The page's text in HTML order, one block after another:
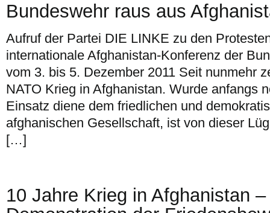
Bundeswehr raus aus
Aufruf der Partei DIE LINKE zu den
internationale Afghanistan-Konferenz der
vom 3. bis 5. Dezember 2011 Seit nunmehr
NATO Krieg in Afghanistan. Wurde anfangs
Einsatz diene dem friedlichen und
afghanischen Gesellschaft, ist von dieser
[…]
10 Jahre Krieg in Afghanistan